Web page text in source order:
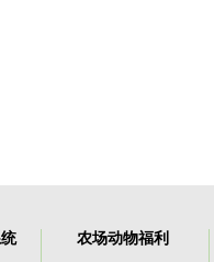
农场动物福利